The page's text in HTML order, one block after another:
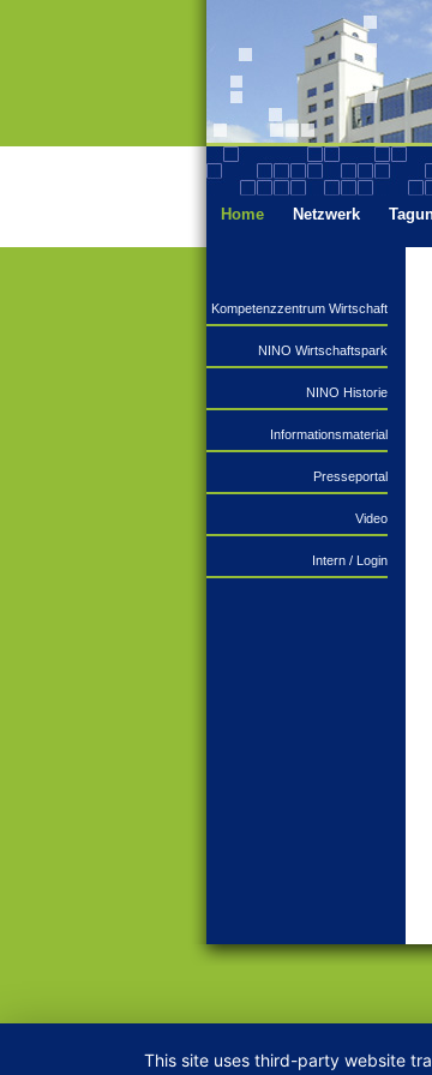
Hauptmenü
Home Netzwerk
Kompetenzzentrum Wirtschaft
NINO Wirtschaftspark
NINO Historie
Informationsmaterial
Presseportal
Video
Intern / Login
This site uses third-party website